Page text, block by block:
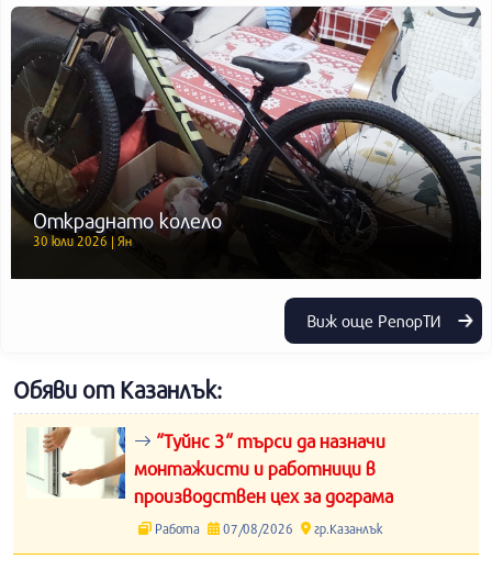
Откраднато колело
30 юли 2026 | Ян
Виж още РепорТИ
Обяви от Казанлък:
“Туйнс 3“ търси да назначи
монтажисти и работници в
производствен цех за дограма
Работа 07/08/2026 гр.Казанлък